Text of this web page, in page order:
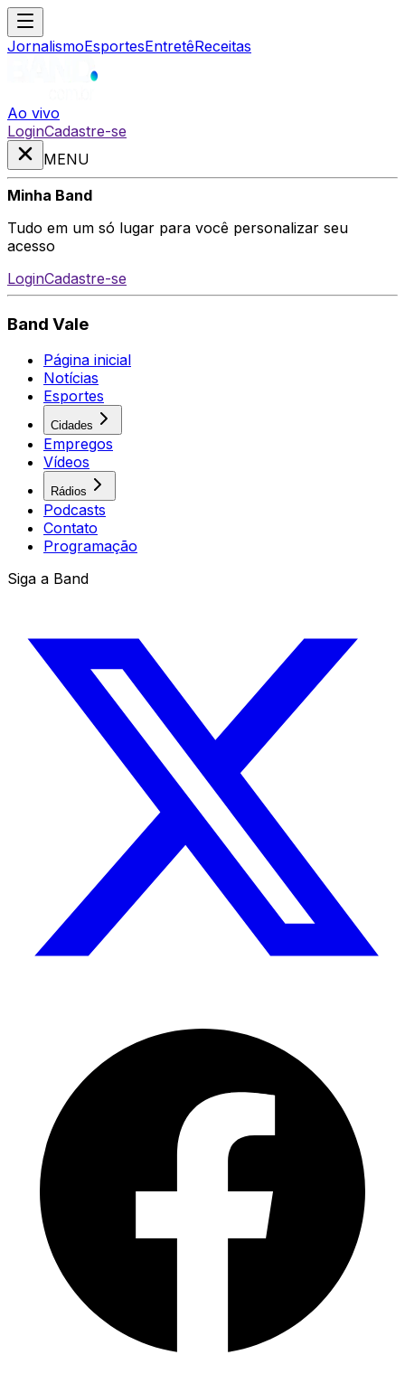
JornalismoEsportesEntretêReceitas
Ao vivo
LoginCadastre-se
MENU
Minha Band
Tudo em um só lugar para você personalizar seu
acesso
LoginCadastre-se
Band Vale
Página inicial
Notícias
Esportes
Cidades
Empregos
Vídeos
Rádios
Podcasts
Contato
Programação
Siga a Band